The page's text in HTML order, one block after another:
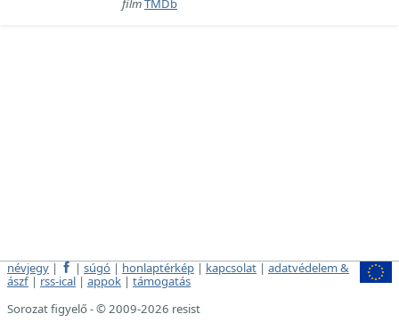
filmTMDb
névjegy | | súgó | honlaptérkép | kapcsolat | adatvédelem &
ászf | rss-ical | appok | támogatás
Sorozat figyelő - © 2009-2026 resist